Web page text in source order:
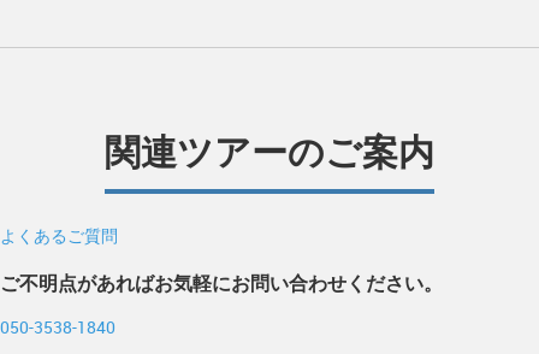
関連ツアーのご案内
よくあるご質問
ご不明点があればお気軽にお問い合わせください。
050-3538-1840